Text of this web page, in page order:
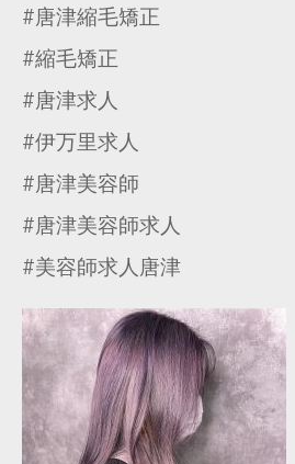
#唐津縮毛矯正
#縮毛矯正
#唐津求人
#伊万里求人
#唐津美容師
#唐津美容師求人
#美容師求人唐津